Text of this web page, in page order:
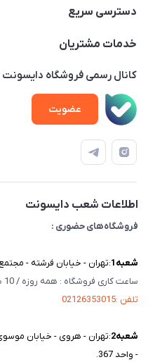
02122913970 داخلی 219
پلاک 23 – طبقه 3
دسترسی سریع
خانه
ویدئو‌های آموزشی
دفترچه راهنمای محصولات
درباره ما
تماس با ما
خدمات مشتریان
امور مشتریان
حساب کاربری
قوانین و مقررات
کانال رسمی فروشگاه دایسونت
عضویت
اطلاعات شعب دایسونت
فروشگاه‌های حضوری :
شعبه‌1 :تهران - خیابان فرشته -
ساعت کاری فروشگاه : همه روزه / 10 صبح الی 10 شب.
تلفن :02126353015
شعبه‌2 :تهران - هروی - خیابان
- واحد 367.